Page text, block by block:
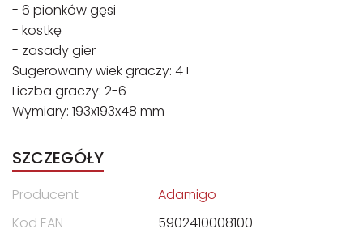
- 6 pionków gęsi
- kostkę
- zasady gier
Sugerowany wiek graczy: 4+
Liczba graczy: 2-6
Wymiary: 193x193x48 mm
SZCZEGÓŁY
Producent
Adamigo
Kod EAN
5902410008100